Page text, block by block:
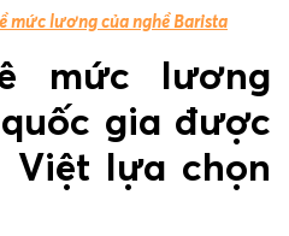
mức lương của nghề Barista
mức lương
gia được
Việt lựa chọn